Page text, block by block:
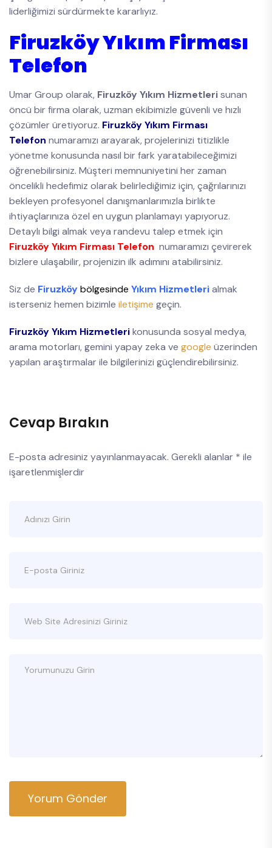
liderliğimizi sürdürmekte kararlıyız.
Firuzköy Yıkım Firması
Telefon
Umar Group olarak, Firuzköy Yıkım Hizmetlerisunan
öncü bir firma olarak, uzman ekibimizle güvenli ve hızlı
çözümler üretiyoruz. Firuzköy Yıkım Firması
Telefon numaramızı arayarak, projelerinizi titizlikle
yönetme konusunda nasıl bir fark yaratabileceğimizi
öğrenebilirsiniz. Müşteri memnuniyetini her zaman
öncelikli hedefimiz olarak belirlediğimiz için, çağrılarınızı
bekleyen profesyonel danışmanlarımızla birlikte
ihtiyaçlarınıza özel en uygun planlamayı yapıyoruz.
Detaylı bilgi almak veya randevu talep etmek için
Firuzköy Yıkım Firması Telefon numaramızı çevirerek
bizlere ulaşabilir, projenizin ilk adımını atabilirsiniz.
Siz de Firuzköybölgesinde Yıkım Hizmetlerialmak
isterseniz hemen bizimle iletişime geçin.
Firuzköy Yıkım Hizmetlerikonusunda sosyal medya,
arama motorları, gemini yapay zeka ve google üzerinden
yapılan araştırmalar ile bilgilerinizi güçlendirebilirsiniz.
Cevap Bırakın
E-posta adresiniz yayınlanmayacak. Gerekli alanlar * ile
işaretlenmişlerdir
Yorum Gönder